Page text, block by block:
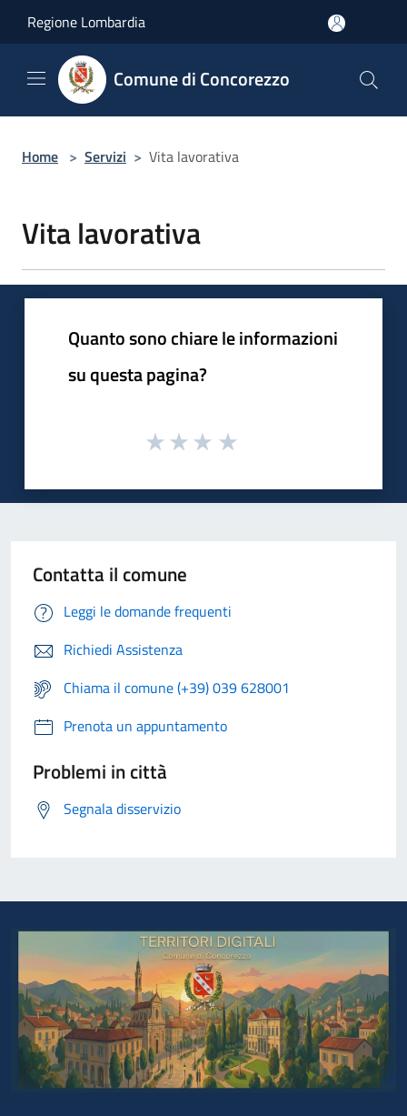
Regione Lombardia
Comune di Concorezzo
Home > Servizi > Vita lavorativa
Vita lavorativa
Quanto sono chiare le informazioni
su questa pagina?
Contatta il comune
Leggi le domande frequenti
Richiedi Assistenza
Chiama il comune (+39) 039 628001
Prenota un appuntamento
Problemi in città
Segnala disservizio